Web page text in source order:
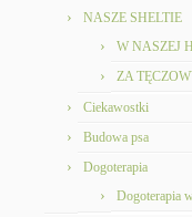
NASZE SHELTIE
W NASZEJ
ZA
Ciekawostki
Budowa psa
Dogoterapia
Dogoterapia